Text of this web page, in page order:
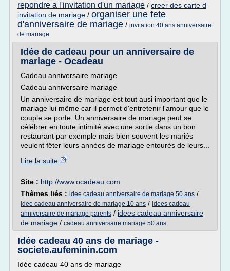
repondre a l'invitation d'un mariage / creer des carte d
invitation de mariage / organiser une fete
d'anniversaire de mariage / invitation 40 ans anniversaire
de mariage
Idée de cadeau pour un anniversaire de
mariage - Ocadeau
Cadeau anniversaire mariage
Cadeau anniversaire mariage
Un anniversaire de mariage est tout ausi important que le
mariage lui même car il permet d'entretenir l'amour que le
couple se porte. Un anniversaire de mariage peut se
célébrer en toute intimité avec une sortie dans un bon
restaurant par exemple mais bien souvent les mariés
veulent fêter leurs années de mariage entourés de leurs...
Lire la suite
Site : http://www.ocadeau.com
Thèmes liés : idee cadeau anniversaire de mariage 50 ans /
idee cadeau anniversaire de mariage 10 ans / idees cadeau
anniversaire de mariage parents / idees cadeau anniversaire
de mariage / cadeau anniversaire mariage 50 ans
Idée cadeau 40 ans de mariage -
societe.aufeminin.com
Idée cadeau 40 ans de mariage